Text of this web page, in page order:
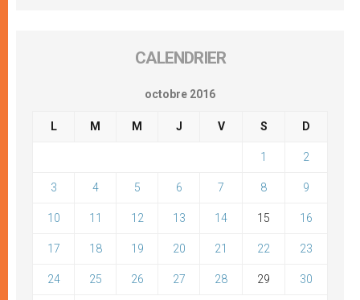
CALENDRIER
octobre 2016
L M M J V S D
1 2
3 4 5 6 7 8 9
10 11 12 13 14 15 16
17 18 19 20 21 22 23
24 25 26 27 28 29 30